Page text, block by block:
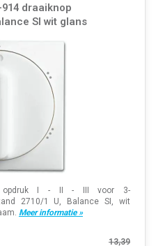
draaiknop
SI wit glans
opdruk I - II - III voor 3-
2710/1 U, Balance SI, wit
Meer informatie »
13,39